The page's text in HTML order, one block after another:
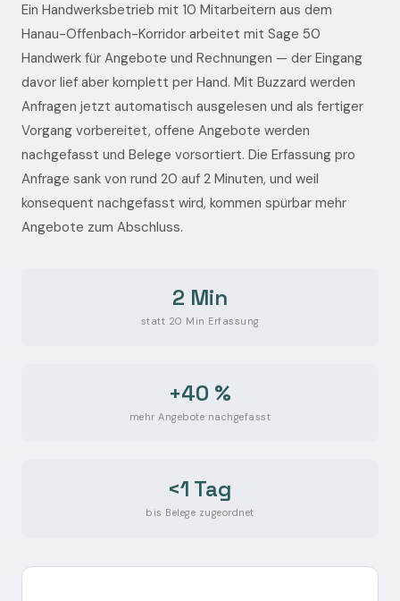
Ein Handwerksbetrieb mit 10 Mitarbeitern aus dem
Hanau-Offenbach-Korridor arbeitet mit Sage 50
Handwerk für Angebote und Rechnungen — der Eingang
davor lief aber komplett per Hand. Mit Buzzard werden
Anfragen jetzt automatisch ausgelesen und als fertiger
Vorgang vorbereitet, offene Angebote werden
nachgefasst und Belege vorsortiert. Die Erfassung pro
Anfrage sank von rund 20 auf 2 Minuten, und weil
konsequent nachgefasst wird, kommen spürbar mehr
Angebote zum Abschluss.
2 Min
statt 20 Min Erfassung
+40 %
mehr Angebote nachgefasst
<1 Tag
bis Belege zugeordnet